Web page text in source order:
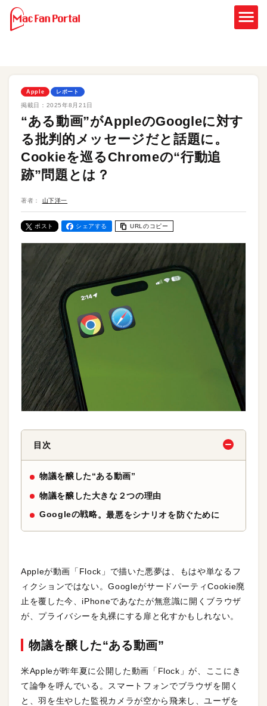
Apple レポート
掲載日： 2025年8月21日
“ある動画”がAppleのGoogleに対す
る批判的メッセージだと話題に。
Cookieを巡るChromeの“行動追
跡”問題とは？
著者： 山下洋一
ポスト シェアする URLのコピー
目次
物議を醸した“ある動画”
物議を醸した大きな２つの理由
Googleの戦略。最悪をシナリオを防ぐために
Appleが動画「Flock」で描いた悪夢は、もはや単なるフ
ィクションではない。GoogleがサードパーティCookie廃
止を覆した今、iPhoneであなたが無意識に開くブラウザ
が、プライバシーを丸裸にする扉と化すかもしれない。
物議を醸した“ある動画”
米Appleが昨年夏に公開した動画「Flock」が、ここにき
て論争を呼んでいる。スマートフォンでブラウザを開く
と、羽を生やした監視カメラが空から飛来し、ユーザを